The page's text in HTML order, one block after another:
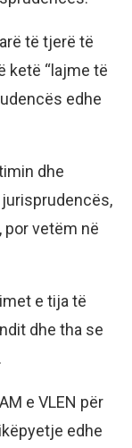
të tjerë të
ketë “lajme të
edhe
dhe
por vetëm në
e tija të
dhe tha se
e VLEN për
edhe